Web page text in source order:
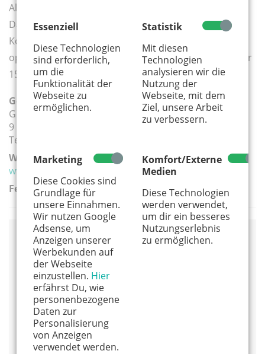
Essenziell
Diese Technologien
sind erforderlich,
um die
Funktionalität der
Webseite zu
ermöglichen.
Statistik
Mit diesen
Technologien
analysieren wir die
Nutzung der
Webseite, mit dem
Ziel, unsere Arbeit
zu verbessern.
Marketing
Diese Cookies sind
Grundlage für
unsere Einnahmen.
Wir nutzen Google
Adsense, um
Anzeigen unserer
Werbekunden auf
der Webseite
einzustellen. Hier
erfährst Du, wie
personenbezogene
Daten zur
Personalisierung
von Anzeigen
verwendet werden.
Komfort/Externe
Medien
Diese Technologien
werden verwendet,
um dir ein besseres
Nutzungserlebnis
zu ermöglichen.
Alter: ab 10 Jahre
Dauer: 6 Stunden Uhrzeit: 10:00 – 16:00 Uhr
Kosten: 80 Euro
optional: Aufzeichnung deiner Szenen und Versand für
15 Euro
Geeignete Altersgruppe(n):
Grundschule
9 - 12 Jahre
Teenager
Weiterführender Link:
www.actingcenter.de/leistungen/workshops
Ferien:
Veranstaltungsort
Acting Center Köln
Brauweilerstr. 14
50859 Köln
02234 - 430 22 40
Alles von diesem Anbieter anzeigen
Info und Anmeldung